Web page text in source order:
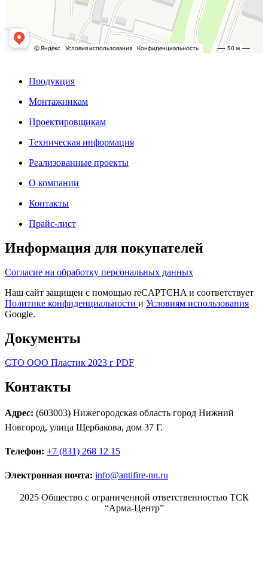
Продукция
Монтажникам
Проектировщикам
Техническая информация
Реализованные проекты
О компании
Контакты
Прайс-лист
Информация для покупателей
Согласие на обработку персональных данных
Наш сайт защищен с помощью reCAPTCHA и соответствует
Политике конфиденциальности и Условиям использования
Google.
Документы
СТО ООО Пластик 2023 г PDF
Контакты
Адрес: (603003) Нижегородская область город Нижний
Новгород, улица Щербакова, дом 37 Г.
Телефон: +7 (831) 268 12 15
Электронная почта: info@antifire-nn.ru
2025 Общество с ограниченной ответственностью ТСК
“Арма-Центр”